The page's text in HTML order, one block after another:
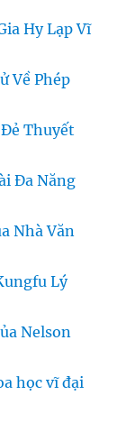
Hy Lạp Vĩ
Về Phép
Đẻ Thuyết
Đa Năng
Nhà Văn
Lý
Nelson
học vĩ đại